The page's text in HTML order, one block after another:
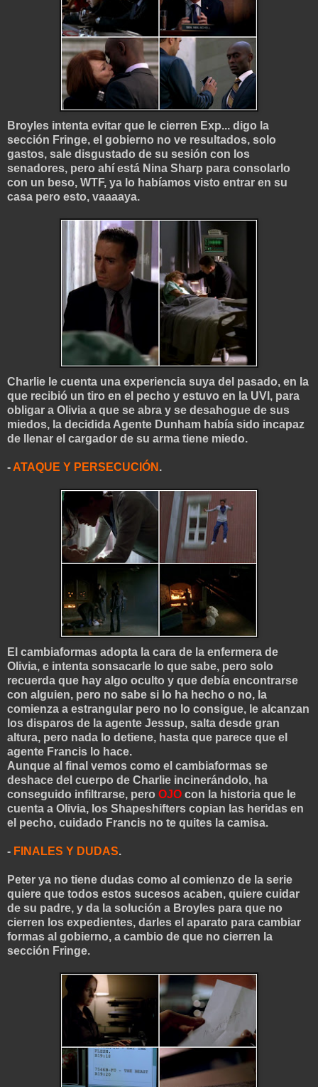
Broyles intenta evitar que le cierren Exp... digo la
sección Fringe, el gobierno no ve resultados, solo
gastos, sale disgustado de su sesión con los
senadores, pero ahí está Nina Sharp para consolarlo
con un beso, WTF, ya lo habíamos visto entrar en su
casa pero esto, vaaaaya.
Charlie le cuenta una experiencia suya del pasado, en la
que recibió un tiro en el pecho y estuvo en la UVI, para
obligar a Olivia a que se abra y se desahogue de sus
miedos, la decidida Agente Dunham había sido incapaz
de llenar el cargador de su arma tiene miedo.
- ATAQUE Y PERSECUCIÓN .
El cambiaformas adopta la cara de la enfermera de
Olivia, e intenta sonsacarle lo que sabe, pero solo
recuerda que hay algo oculto y que debía encontrarse
con alguien, pero no sabe si lo ha hecho o no, la
comienza a estrangular pero no lo consigue, le alcanzan
los disparos de la agente Jessup, salta desde gran
altura, pero nada lo detiene, hasta que parece que el
agente Francis lo hace.
Aunque al final vemos como el cambiaformas se
deshace del cuerpo de Charlie incinerándolo, ha
conseguido infiltrarse, pero OJO con la historia que le
cuenta a Olivia, los Shapeshifters copian las heridas en
el pecho, cuidado Francis no te quites la camisa.
- FINALES Y DUDAS.
Peter ya no tiene dudas como al comienzo de l a serie
quiere que todos estos sucesos acaben, quiere cuidar
de su padre, y da la solución a Broyles para que no
cierren los expedientes, darles el aparato para cambiar
formas al gobierno, a cambio de que no cierren la
sección Fringe.